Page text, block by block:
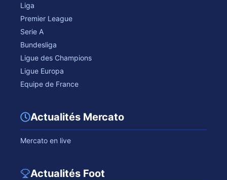
Liga
Premier League
Serie A
Bundesliga
Ligue des Champions
Ligue Europa
Equipe de France
Actualités Mercato
Mercato en live
Actualités Foot